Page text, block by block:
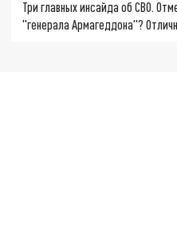
Три главных инсайда об СВО.
"генерала Армагеддона"?